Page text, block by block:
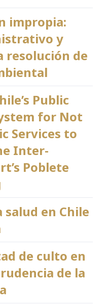
impropia:
y
resolución de
Public
for Not
Services to
Inter-
Poblete
salud en Chile
de culto en
de la